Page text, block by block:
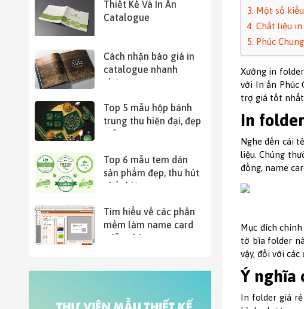
Thiết Kế Và In Ấn
Catalogue
Cách nhận báo giá in
catalogue nhanh
chóng
Top 5 mẫu hộp bánh
trung thu hiện đại, đẹp
mắt
Top 6 mẫu tem dán
sản phẩm đẹp, thu hút
nhất hiện nay
Tìm hiểu về các phần
mềm làm name card
miễn phí
3. Một số
4. Chất liệu
5. Phúc
Xưởng in
với In ấn Phúc
trợ giá tốt nhất
In
Nghe đến cái
liệu. Chúng
đồng, name
Mục đích
tờ bìa folder
vậy, đối với
Ý nghĩa
In folder giá